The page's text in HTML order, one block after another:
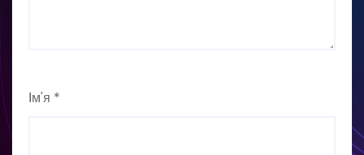
Ім'я *